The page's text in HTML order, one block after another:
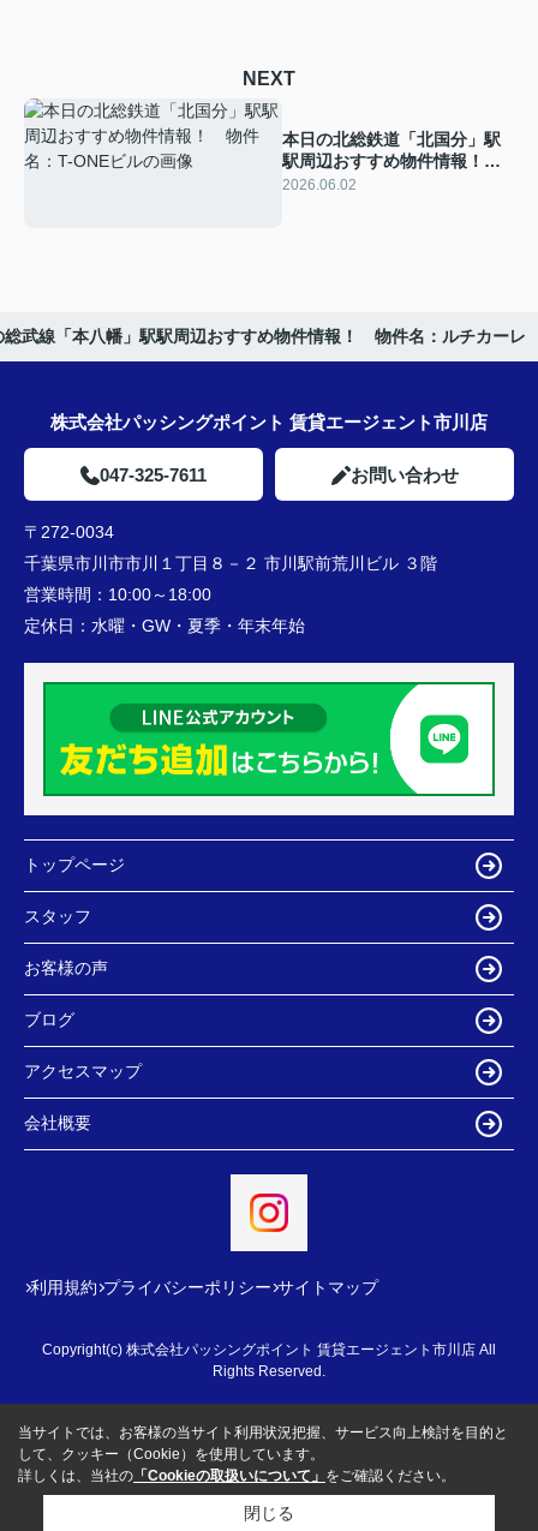
NEXT
本日の北総鉄道「北国分」駅
駅周辺おすすめ物件情報！
物件名：T-ONEビル
2026.06.02
総武線「本八幡」駅駅周辺おすすめ物件情報！ 物件名：ルチカーレ
株式会社パッシングポイント 賃貸エージェント市川店
047-325-7611 お問い合わせ
〒272-0034
千葉県市川市市川１丁目８－２ 市川駅前荒川ビル ３階
営業時間： 10:00～18:00
定休日： 水曜・GW・夏季・年末年始
トップページ
スタッフ
お客様の声
ブログ
アクセスマップ
会社概要
利用規約 プライバシーポリシー サイトマップ
Copyright(c) 株式会社パッシングポイント 賃貸エージェント市川店 All
Rights Reserved.
当サイトでは、お客様の当サイト利用状況把握、サービス向上検討を目的と
して、クッキー（Cookie）を使用しています。
詳しくは、当社の 「Cookieの取扱いについて」 をご確認ください。
閉じる